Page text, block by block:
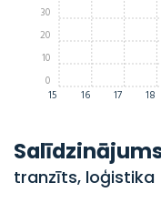
15 16 17 18
0
10
20
30
tranzīts, loģistika